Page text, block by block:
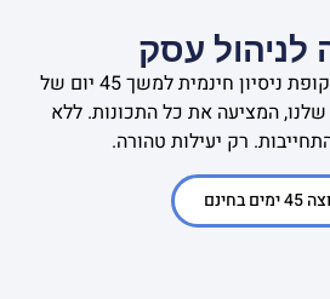
לניהול עסק
התחילו עוד היום עם תקופת ניסיון חינמית למשך 45 יום של
המציעה את כל התכונות. ללא
רק יעילות טהורה.
ימים בחינם